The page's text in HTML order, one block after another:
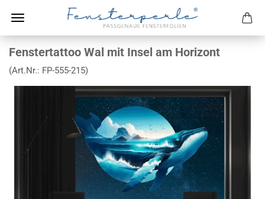
Fenstertattoo Wal mit Insel am Horizont
(Art.Nr.: FP-555-215)